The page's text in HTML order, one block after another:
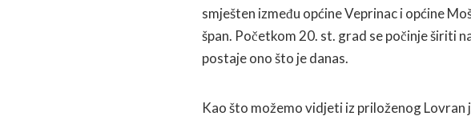
smješten između općine Veprinac i općine
špan. Početkom 20. st. grad se počinje širiti
postaje ono što je danas.
Kao što možemo vidjeti iz priloženog Lovran